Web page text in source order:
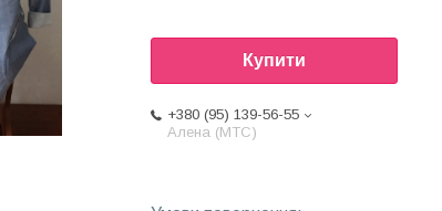
Купити
+380 (95) 139-56-55
Алена (МТС)